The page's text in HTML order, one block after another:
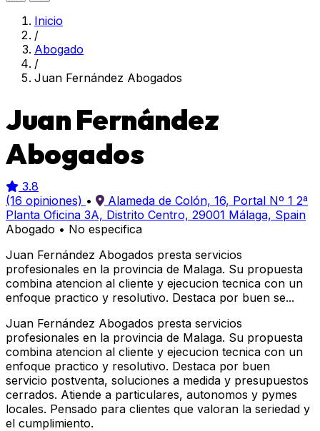
Inicio
/
Abogado
/
Juan Fernández Abogados
Juan Fernández
Abogados
3.8
(16 opiniones) •
Alameda de Colón, 16, Portal Nº 1 2ª
Planta Oficina 3A, Distrito Centro, 29001 Málaga, Spain
Abogado • No especifica
Juan Fernández Abogados presta servicios
profesionales en la provincia de Malaga. Su propuesta
combina atencion al cliente y ejecucion tecnica con un
enfoque practico y resolutivo. Destaca por buen se...
Juan Fernández Abogados presta servicios
profesionales en la provincia de Malaga. Su propuesta
combina atencion al cliente y ejecucion tecnica con un
enfoque practico y resolutivo. Destaca por buen
servicio postventa, soluciones a medida y presupuestos
cerrados. Atiende a particulares, autonomos y pymes
locales. Pensado para clientes que valoran la seriedad y
el cumplimiento.